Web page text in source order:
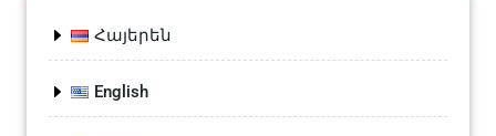
Հայերեն
English